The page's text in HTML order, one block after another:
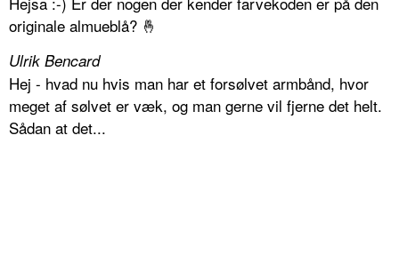
originale almueblå? 🤞
Ulrik Bencard
Hej - hvad nu hvis man har et forsølvet armbånd, hvor
meget af sølvet er væk, og man gerne vil fjerne det helt.
Sådan at det...